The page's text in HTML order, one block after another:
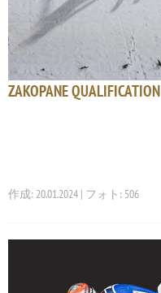
ZAKOPANE QUALIFICATION
作成: 20.01.2024 | フォト: 506